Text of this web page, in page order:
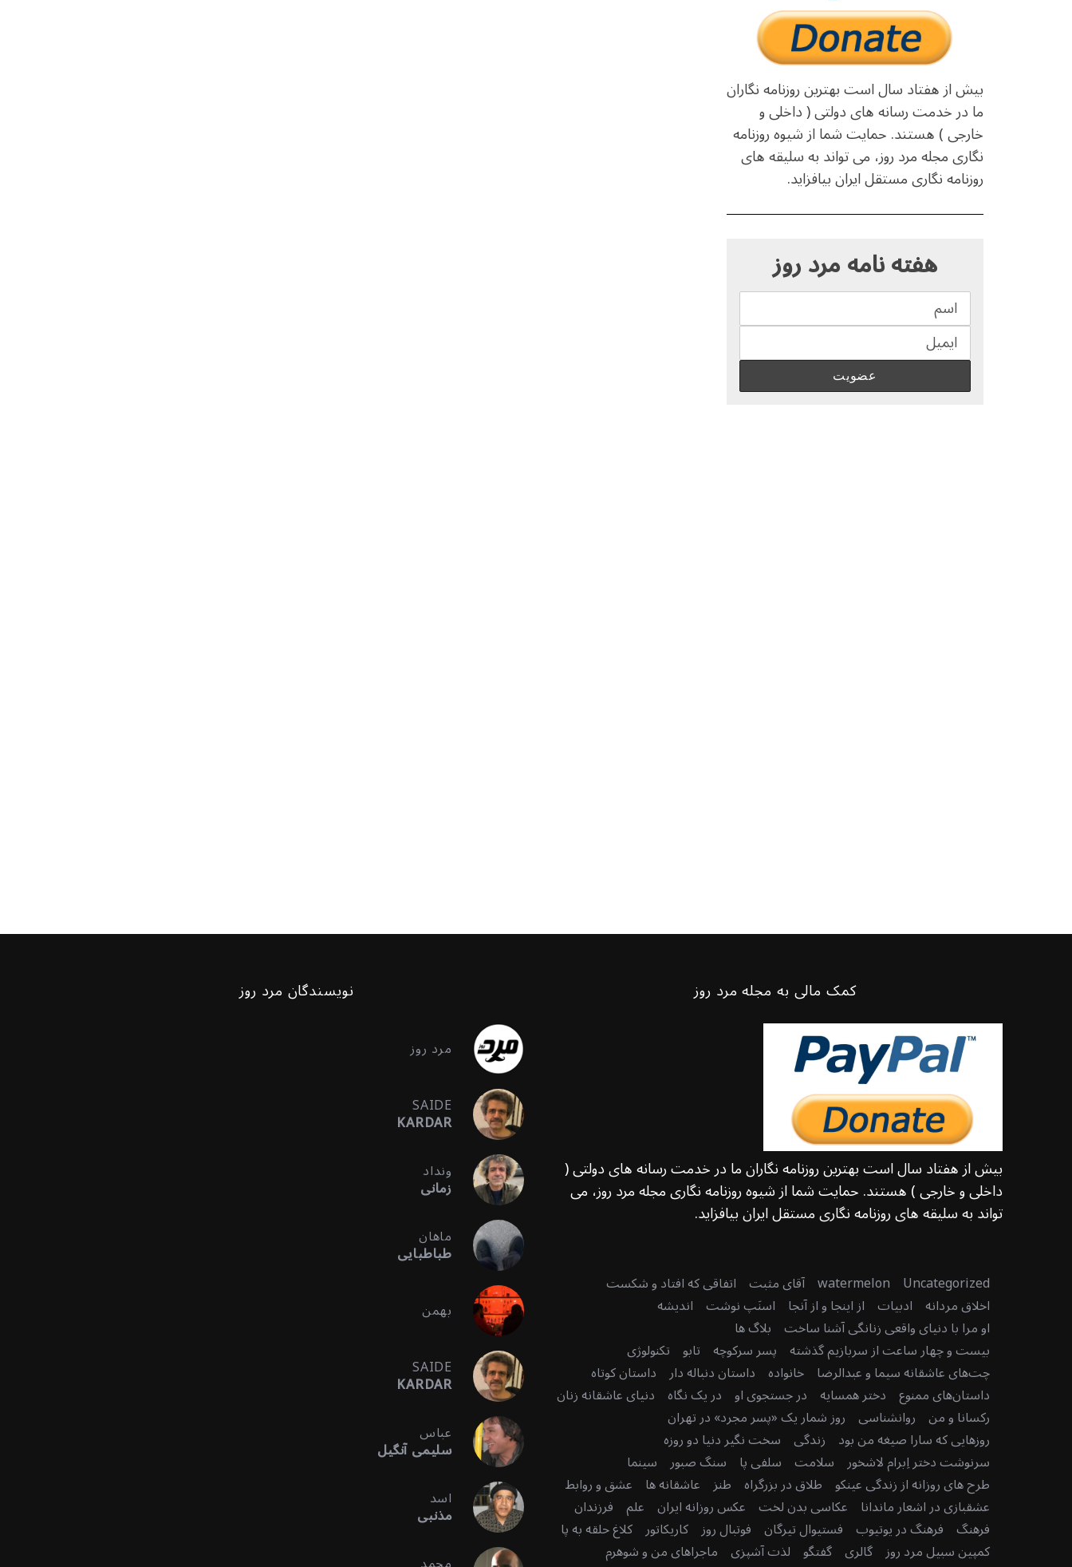
بیش از هفتاد سال است بهترین روزنامه نگاران
ما در خدمت رسانه های دولتی ( داخلی و
خارجی ) هستند. حمایت شما از شیوه روزنامه
نگاری مجله مرد روز، می تواند به سلیقه های
روزنامه نگاری مستقل ایران بیافزاید.
هفته نامه مرد روز
کمک مالی به مجله مرد روز
بیش از هفتاد سال است بهترین روزنامه نگاران ما در خدمت رسانه های دولتی (
داخلی و خارجی ) هستند. حمایت شما از شیوه روزنامه نگاری مجله مرد روز، می
تواند به سلیقه های روزنامه نگاری مستقل ایران بیافزاید.
Uncategorized
watermelon آقای مثبت اتفاقی که افتاد و شکست
اخلاق مردانه ادبیات از اینجا و از آنجا اسنَپ نوشت اندیشه
او مرا با دنیای واقعی زنانگی آشنا ساخت بلاگ ها
بیست و چهار ساعت از سربازیم گذشته پسر سرکوچه تابو تکنولوژی
چت‌های عاشقانه سیما و عبدالرضا خانواده داستان دنباله دار داستان کوتاه
داستان‌های ممنوع دختر همسایه در جستجوی او در یک نگاه دنیای عاشقانه زنان
رکسانا و من روانشناسی روز شمار یک «پسر مجرد» در تهران
روزهایی که سارا صیغه من بود زندگی سخت نگیر دنیا دو روزه
سرنوشت دختر اِبرام لاشخور سلامت سلفی پا سنگ صبور سینما
طرح های روزانه از زندگی عینکو طلاق در بزرگراه طنز عاشقانه ها عشق و روابط
عشقبازی در اشعار ماندانا عکاسی بدن لخت عکس روزانه ایران علم فرزندان
فرهنگ فرهنگ در یوتیوب فستیوال تیرگان فوتبال روز کاریکاتور کلاغ حلقه به پا
کمپین سبیل مرد روز گالری گفتگو لذت آشپزی ماجراهای من و شوهرم
نویسندگان مرد روز
مرد روز
SAIDE
KARDAR
ونداد
زمانی
ماهان
طباطبایی
بهمن
SAIDE
KARDAR
عباس
سلیمی آنگیل
اسد
مذنبی
S
r
c
f
r